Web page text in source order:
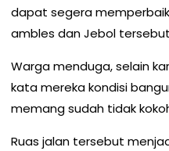
dapat segera
ambles dan Jebol
Warga menduga, selain
kata mereka kondisi
memang sudah tidak
Ruas jalan tersebut